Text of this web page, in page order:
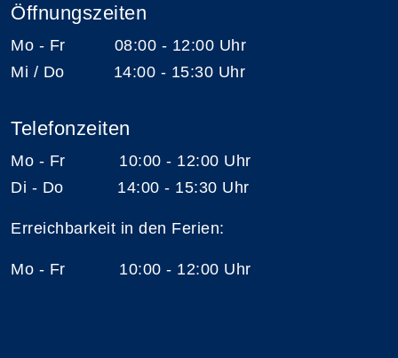
Öffnungszeiten
Mo - Fr 08:00 - 12:00 Uhr
Mi / Do 14:00 - 15:30 Uhr
Telefonzeiten
Mo - Fr 10:00 - 12:00 Uhr
Di - Do 14:00 - 15:30 Uhr
Erreichbarkeit in den Ferien:
Mo - Fr 10:00 - 12:00 Uhr